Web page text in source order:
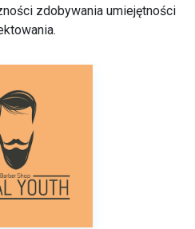
zdobywania umiejętności